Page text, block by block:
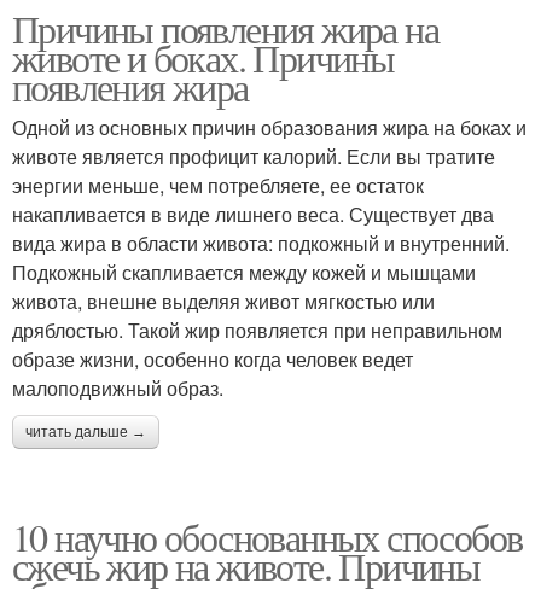
Причины появления жира на
животе и боках. Причины
появления жира
Одной из основных причин образования жира на боках и
животе является профицит калорий. Если вы тратите
энергии меньше, чем потребляете, ее остаток
накапливается в виде лишнего веса. Существует два
вида жира в области живота: подкожный и внутренний.
Подкожный скапливается между кожей и мышцами
живота, внешне выделяя живот мягкостью или
дряблостью. Такой жир появляется при неправильном
образе жизни, особенно когда человек ведет
малоподвижный образ.
читать дальше →
10 научно обоснованных способов
сжечь жир на животе. Причины